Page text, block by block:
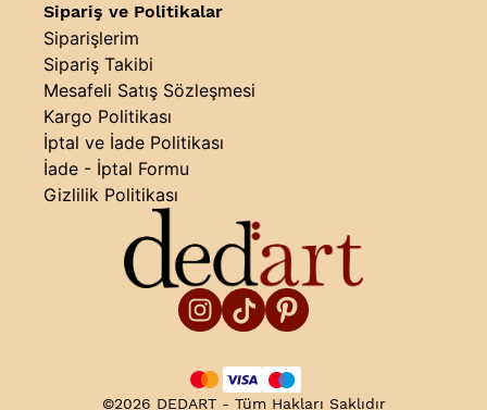
Sipariş ve Politikalar
Siparişlerim
Sipariş Takibi
Mesafeli Satış Sözleşmesi
Kargo Politikası
İptal ve İade Politikası
İade - İptal Formu
Gizlilik Politikası
©2026 DEDART - Tüm Hakları Saklıdır